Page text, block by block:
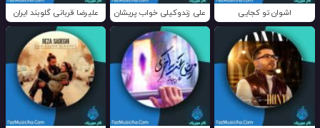
اشوان تو کجایی علی زندوکیلی خواب پریشان علیرضا قربانی گلوبند ایران